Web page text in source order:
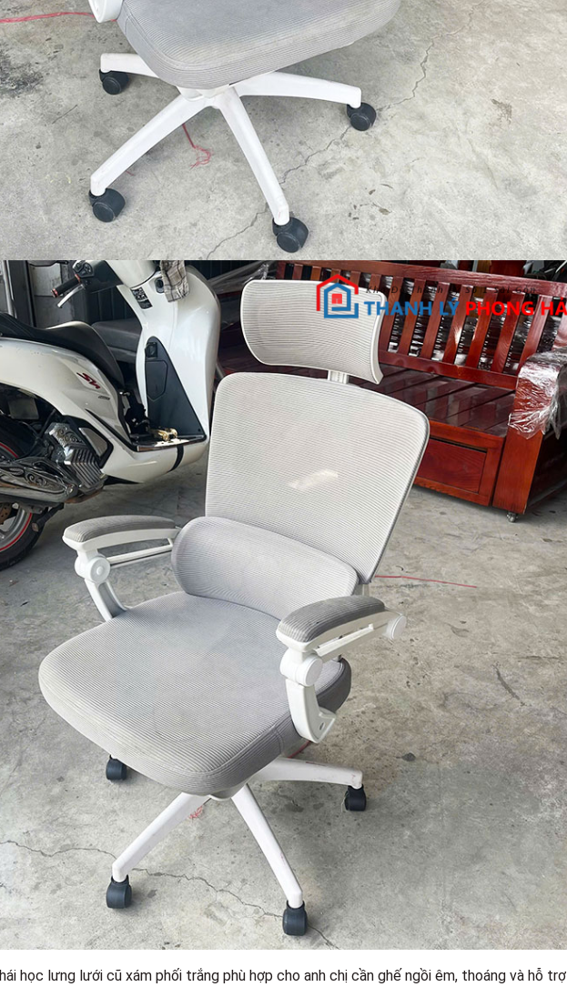
học lưng lưới cũ xám phối trắng phù hợp cho anh chị cần ghế ngồi êm, thoáng và hỗ trợ